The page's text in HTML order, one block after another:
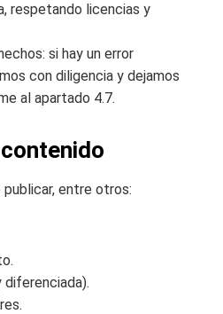
respetando licencias y
si hay un error
con diligencia y dejamos
al apartado 4.7.
entre otros:
diferenciada).